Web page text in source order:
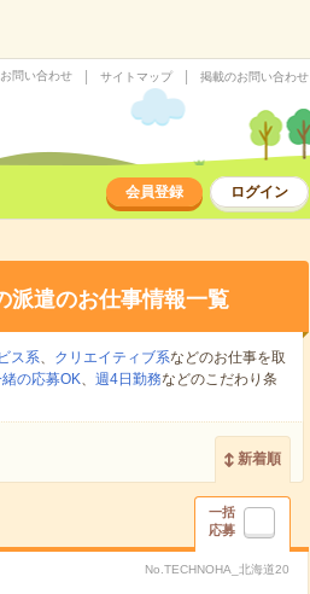
問い合わせ サイトマップ 掲載のお問い合わせ
会員登録 ログイン
派遣のお仕事情報一覧
ス系、 クリエイティブ系などのお仕事を取
の応募OK、 週4日勤務などのこだわり条
新着順
一括
応募
No.TECHNOHA_北海道20